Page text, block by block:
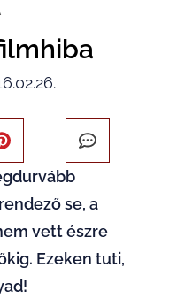
se, a
vett észre
Ezeken tuti,